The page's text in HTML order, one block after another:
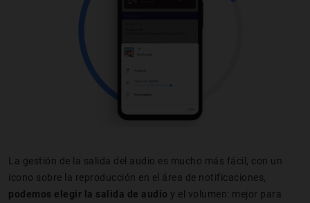
La gestión de la salida del audio es mucho más fácil, con un
icono sobre la reproducción en el área de notificaciones,
podemos elegir la salida de audio y el volumen: mejor para